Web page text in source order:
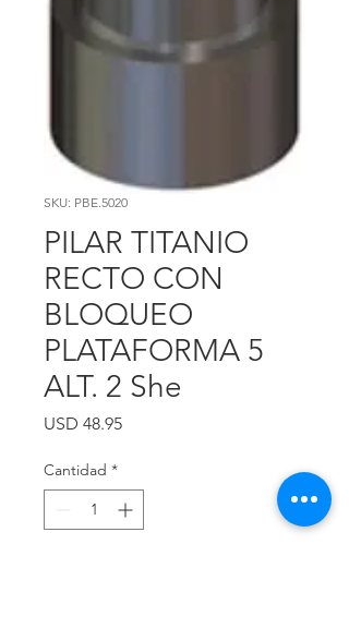
SKU: PBE.5020
PILAR TITANIO
RECTO CON
BLOQUEO
PLATAFORMA 5
ALT. 2 She
USD 48.95Precio
Cantidad *